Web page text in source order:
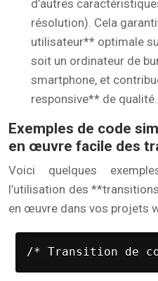
d’autres
résolution). Cela
utilisateur** optimale
soit un ordinateur de
smartphone, et
responsive** de qualité.
Exemples de code
en œuvre facile des
Voici quelques
l’utilisation des
en œuvre dans vos projets
/* Transition de